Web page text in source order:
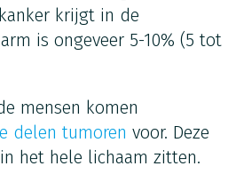
krijgt in de
is ongeveer 5-10% (5 tot
mensen komen
delen tumoren voor. Deze
het hele lichaam zitten.